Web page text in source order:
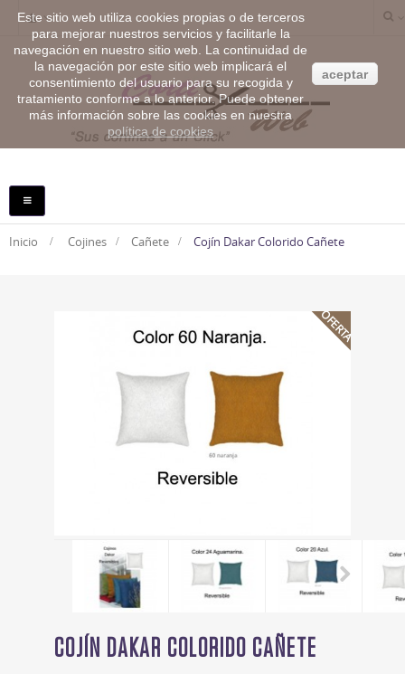
NAVEGACIÓN
TOGGLE
Inicio > Cojines > Cañete > Cojín Dakar Colorido Cañete
OFERTA
COJÍN DAKAR COLORIDO CAÑETE
Este sitio web utiliza cookies propias o de terceros
para mejorar nuestros servicios y facilitarle la
navegación en nuestro sitio web. La continuidad de
la navegación por este sitio web implicará el
consentimiento del usuario para su recogida y
tratamiento conforme a lo anterior. Puede obtener
más información sobre las cookies en nuestra
política de cookies
aceptar